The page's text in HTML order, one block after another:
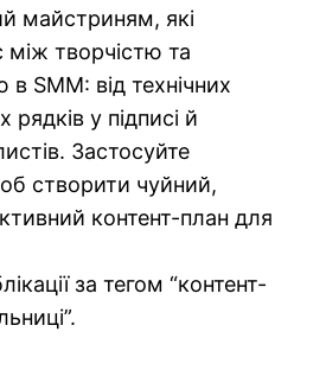
майстриням, які
творчістю та
в SMM: від технічних
рядків у підписі й
Застосуйте
створити чуйний,
контент-план для
за тегом “контент-